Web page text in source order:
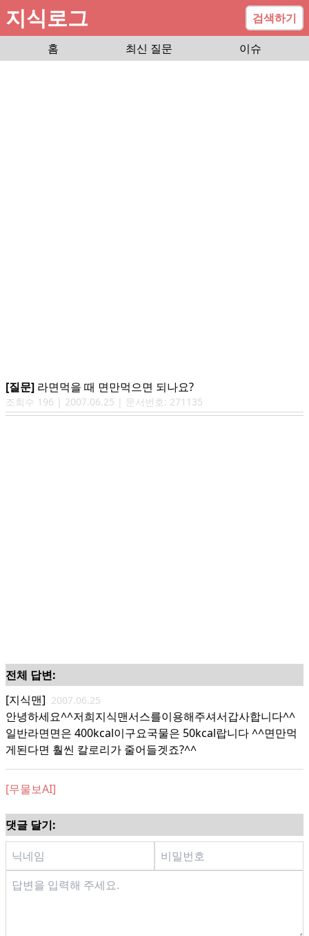
지식로그
검색하기
홈
최신 질문 이슈
[질문] 라면먹을 때 면만먹으면 되나요?
조회수 196 | 2007.06.25 | 문서번호: 271135
전체 답변:
[지식맨] 2007.06.25
안녕하세요^^저희지식맨서스를이용해주셔서갑사합니다^^
일반라면면은 400kcal이구요국물은 50kcal랍니다 ^^면만먹
게된다면 훨씬 칼로리가 줄어들겟죠?^^
[무물보AI]
댓글 달기: